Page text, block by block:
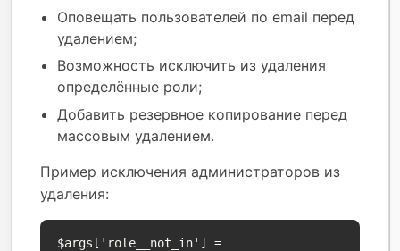
Оповещать пользователей по email перед
удалением;
Возможность исключить из удаления
определённые роли;
Добавить резервное копирование перед
массовым удалением.
Пример исключения администраторов из
удаления:
$args['role__not_in'] =